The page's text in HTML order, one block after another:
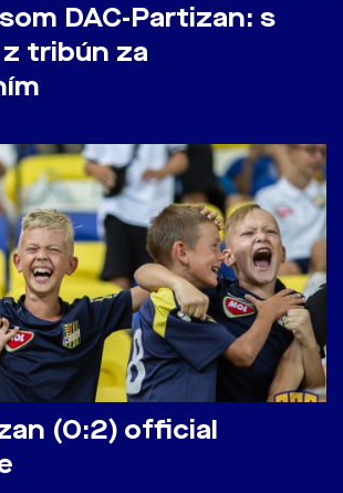
DAC-Partizan: s
tribún za
(0:2) official